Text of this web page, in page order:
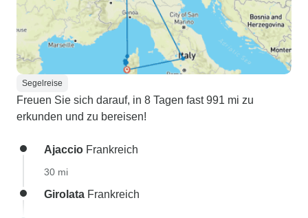
Segelreise
Freuen Sie sich darauf, in 8 Tagen fast 991 mi zu
erkunden und zu bereisen!
Ajaccio Frankreich
30 mi
Girolata Frankreich